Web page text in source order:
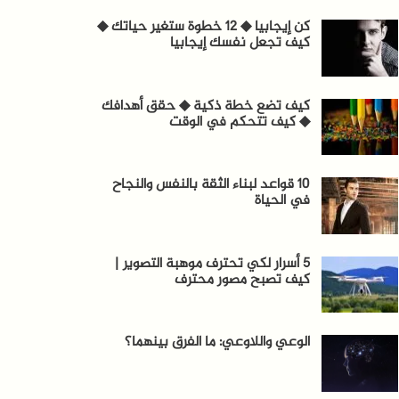
كن إيجابيا ◆ 12 خطوة ستغير حياتك ◆
كيف تجعل نفسك إيجابيا
كيف تضع خطة ذكية ◆ حقق أهدافك
◆ كيف تتحكم في الوقت
10 قواعد لبناء الثقة بالنفس والنجاح
في الحياة
5 أسرار لكي تحترف موهبة التصوير |
كيف تصبح مصور محترف
الوعي واللاوعي: ما الفرق بينهما؟